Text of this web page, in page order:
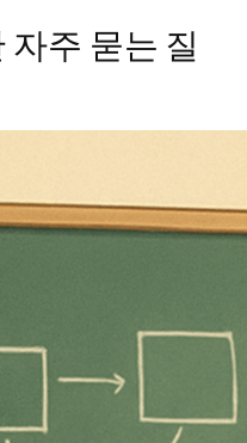
주 묻는 질